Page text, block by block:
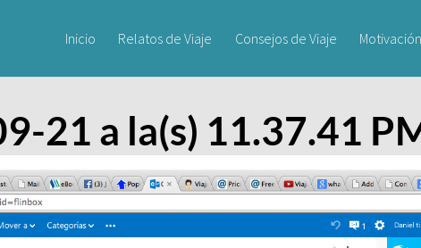
Inicio Relatos de Viaje Consejos de Viaje Motivación
21 a la(s) 11.37.41